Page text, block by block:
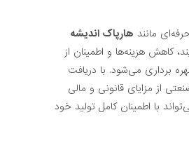
مانند هارپاک اندیشه
کاهش هزینه‌ها و اطمینان از
برداری می‌شود. با دریافت
از مزایای قانونی و مالی
با اطمینان کامل تولید خود